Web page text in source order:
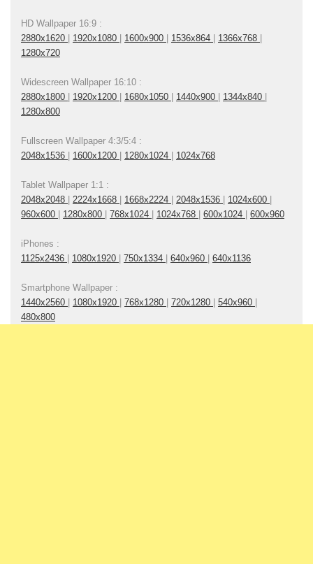
HD Wallpaper 16:9 :
2880x1620 | 1920x1080 | 1600x900 | 1536x864 | 1366x768 |
1280x720
Widescreen Wallpaper 16:10 :
2880x1800 | 1920x1200 | 1680x1050 | 1440x900 | 1344x840 |
1280x800
Fullscreen Wallpaper 4:3/5:4 :
2048x1536 | 1600x1200 | 1280x1024 | 1024x768
Tablet Wallpaper 1:1 :
2048x2048 | 2224x1668 | 1668x2224 | 2048x1536 | 1024x600 |
960x600 | 1280x800 | 768x1024 | 1024x768 | 600x1024 | 600x960
iPhones :
1125x2436 | 1080x1920 | 750x1334 | 640x960 | 640x1136
Smartphone Wallpaper :
1440x2560 | 1080x1920 | 768x1280 | 720x1280 | 540x960 |
480x800